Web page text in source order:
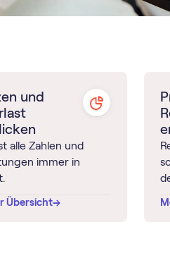
und
alle Zahlen und
immer in
Übersicht→
→